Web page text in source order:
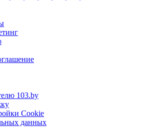
103.by
Cookie
данных